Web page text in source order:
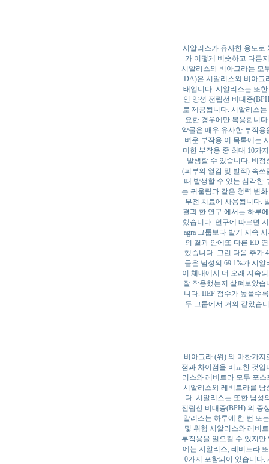
시알리스가 유사한 용도로
가 어떻게 비슷하고 다른
시알리스와 비아그라는 모
DA)은 시알리스와 비아그
태입니다. 시알리스는 또
인 양성 전립선 비대증
로 제공됩니다. 시알리스
요한 경우에만 복용합니
약물은 매우 유사한 부작
벼운 부작용 이 목록에는
미한 부작용 중 최대 10가
발생할 수 있습니다. 비
(피부의 열감 및 발적) 속
때 발생할 수 있는 심각한
는 귀울림과 같은 청력 변
부전 치료에 사용됩니다.
결과 한 연구 에서는 하루
했습니다. 연구에 따르면
agra 그룹보다 발기 지속
의 결과 안에또 다른 ED
했습니다. 그런 다음 추가
들은 남성의 69.1%가 시
이 체내에서 더 오래 지속
잘 작용했는지 살펴보았
니다. IIEF 점수가 높을수
두 그룹에서 거의 같았습
비아그라 (위) 와 마찬가
점과 차이점을 비교한 것
리스와 레비트라 모두 포
시알리스와 레비트라를 남
다. 시알리스는 또한 남성
전립선 비대증(BPH) 의 증
알리스는 하루에 한 번 또
및 위험 시알리스와 레비
부작용을 일으킬 수 있지
에는 시알리스, 레비트라
0가지 포함되어 있습니다.